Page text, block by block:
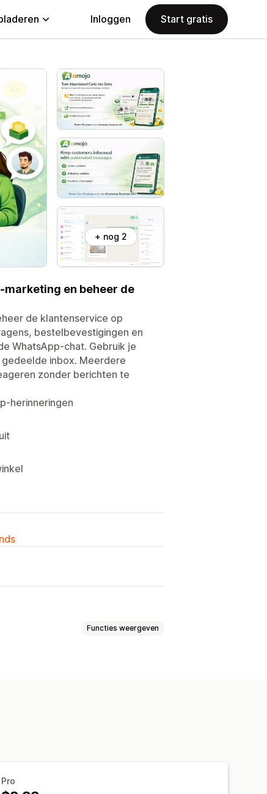
Inloggen Start gratis
+ nog 2
en beheer de
de klantenservice op
bestelbevestigingen en
WhatsApp-chat. Gebruik je
inbox. Meerdere
zonder berichten te
herinneringen
Functies weergeven
Chatvenster
Pro